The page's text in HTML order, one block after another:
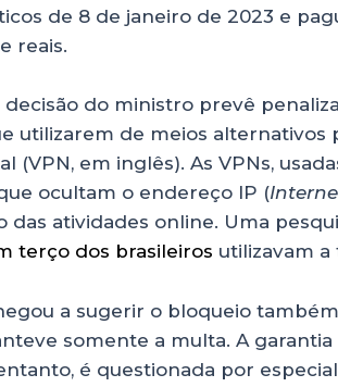
de 8 de janeiro de 2023 e
reais.
decisão do ministro prevê
utilizarem de meios alternativos
(VPN, em inglês). As VPNs,
ocultam o endereço IP (
das atividades online. Uma
terço dos brasileiros utilizavam a
a sugerir o bloqueio
somente a multa. A
é questionada por